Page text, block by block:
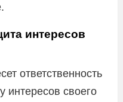
интересов
ответственность
интересов своего